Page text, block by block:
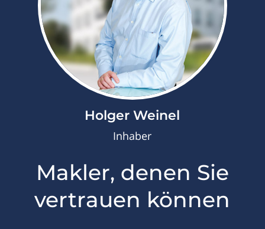
Holger Weinel
Inhaber
Makler, denen Sie
vertrauen können